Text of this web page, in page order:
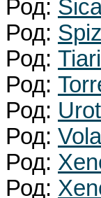
Род:
Род:
Род:
Род:
Род:
Род:
Род:
Род: